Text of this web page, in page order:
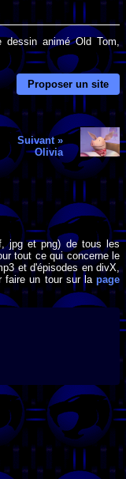
animé Old Tom,
Proposer un site
Suivant »
Olivia
jpg et png) de tous les
tout ce qui concerne le
et d'épisodes en divX,
faire un tour sur la page